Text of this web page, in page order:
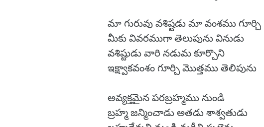
మా గురువు వశిష్టడు మా వంశము గూర్చి
మీకు వివరముగా తెలుపును వినుడు
వశిష్టుడు వారి నడుమ కూర్చొని
ఇక్ష్వాకవంశం గూర్చి మొత్తము తెలిపును
అవ్యక్తమైన పరబ్రహ్మము నుండి
బ్రహ్మ జన్మించాడు అతడు శాశ్వతుడు